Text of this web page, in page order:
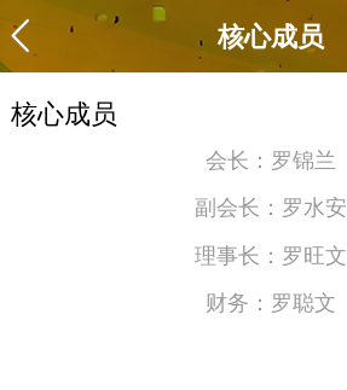
核心成员
核心成员
会长：罗锦兰
副会长：罗水安
理事长：罗旺文
财务：罗聪文